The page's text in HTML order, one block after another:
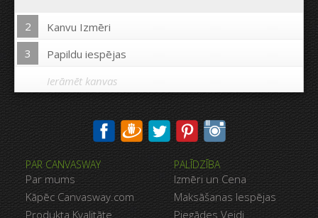
2
Kanvu Izmēri
3
Papildu iespējas
Drukāt uz kanvas malām:
Nē
Attālums starp bildēm:
Ierāmēt kanvas
PAR CANVASWAY
Par mums
Kāpēc Canvasway.com
Produkta Kvalitāte
PALĪDZĪBA
Izmēri un Cena
Maksāšanas Iespējas
Piegādes Veidi